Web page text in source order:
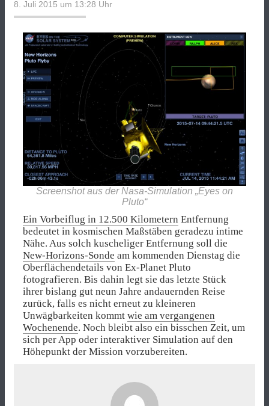
8. Juli 2015 um 13:28 Uhr
Screenshot aus der Nasa-Simulation „Eyes on
Pluto“
Ein Vorbeiflug in 12.500 Kilometern Entfernung
bedeutet in kosmischen Maßstäben geradezu intime
Nähe. Aus solch kuscheliger Entfernung soll die
New-Horizons-Sonde am kommenden Dienstag die
Oberflächendetails von Ex-Planet Pluto
fotografieren. Bis dahin legt sie das letzte Stück
ihrer bislang gut neun Jahre andauernden Reise
zurück, falls es nicht erneut zu kleineren
Unwägbarkeiten kommt wie am vergangenen
Wochenende. Noch bleibt also ein bisschen Zeit, um
sich per App oder interaktiver Simulation auf den
Höhepunkt der Mission vorzubereiten.